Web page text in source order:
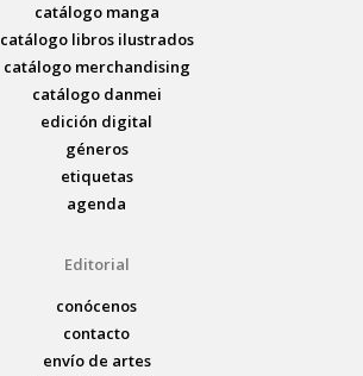
catálogo manga
catálogo libros ilustrados
catálogo merchandising
catálogo danmei
edición digital
géneros
etiquetas
agenda
Editorial
conócenos
contacto
envío de artes